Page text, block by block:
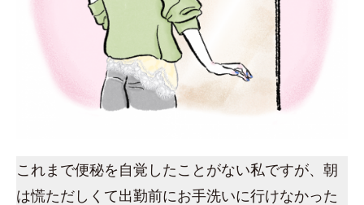
これまで便秘を自覚したことがない私ですが、朝
は慌ただしくて出勤前にお手洗いに行けなかった